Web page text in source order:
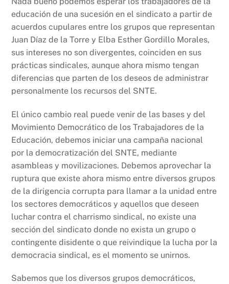
educación de una sucesión en el sindicato a partir de
acuerdos cupulares entre los grupos que representan
Juan Díaz de la Torre y Elba Esther Gordillo Morales,
sus intereses no son divergentes, coinciden en sus
prácticas sindicales, aunque ahora mismo tengan
diferencias que parten de los deseos de administrar
personalmente los recursos del SNTE.
El único cambio real puede venir de las bases y del
Movimiento Democrático de los Trabajadores de la
Educación, debemos iniciar una campaña nacional
por la democratización del SNTE, mediante
asambleas y movilizaciones. Debemos aprovechar la
ruptura que existe ahora mismo entre diversos grupos
de la dirigencia corrupta para llamar a la unidad entre
los sectores democráticos y aquellos que deseen
luchar contra el charrismo sindical, no existe una
sección del sindicato donde no exista un grupo o
contingente disidente o que reivindique la lucha por la
democracia sindical, es el momento se unirnos.
Sabemos que los diversos grupos democráticos,